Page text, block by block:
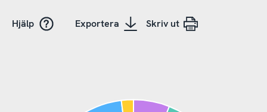
Hjälp Exportera Skriv ut